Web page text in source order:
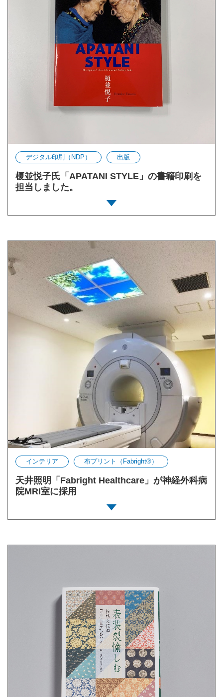
デジタル印刷（NDP） 出版
榎並悦子氏「APATANI STYLE」の書籍印刷を
担当しました。
インテリア 布プリント（Fabright®︎）
天井照明「Fabright Healthcare」が神経外科病
院MRI室に採用